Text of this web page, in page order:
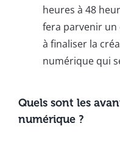
heures à 48
fera parvenir un
à finaliser la
numérique qui
Quels sont les
numérique ?